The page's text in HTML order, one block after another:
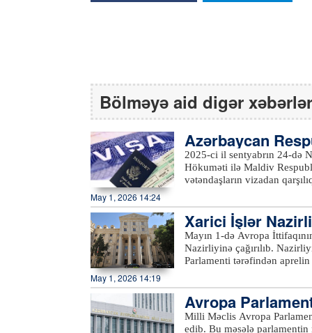
Bölməyə aid digər xəbərlər
Azərbaycan
da vizasız rejim
2025-ci il sentyabrın 24-də
Hökuməti ilə Maldiv
vətəndaşların vizadan
xidməti idarəsindən
uyğun olaraq, sənəd 2026-cı il aprelin
Respublikasının etibarlı
Respublikasının etibarlı
dövlətinin ərazisinə daxil
tarixindən etibarən 90
May 1, 2026 14:24
Xarici İşlər
Mayın 1-də Avropa
Nazirliyinə çağırılıb. Nazirliyin Mətbuat xidməti idarəsindən bildirilib ki, görüşdə Avropa
Parlamenti tərəfindən aprelin
olunub. Sözügedən qətnamədəki müddəaların reallıqları təhrif etdiyi, obyektivlik
prinsiplərinə, dövlətlərin
vurğulanıb. Avropa
prosesinə, eləcə də
May 1, 2026 14:19
Avropa
əlaqədar qərar
Milli Məclis Avropa
edib. Bu məsələ